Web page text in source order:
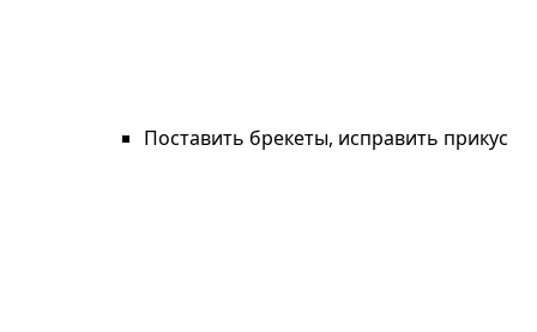
Поставить брекеты, исправить прикус